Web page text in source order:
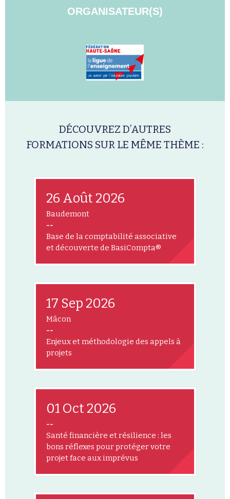
ORGANISATEUR(S)
DÉCOUVREZ D’AUTRES
FORMATIONS SUR LE MÊME THÈME :
26 Août 2026
Baudemont
--
Base de la comptabilité associative
et découverte de BasiCompta®
17 Sep 2026
Mâcon
--
Enjeux et méthodologie des appels à
projets
01 Oct 2026
--
Santé financière et résilience : les
bons réflexes pour protéger votre
projet face aux imprévus